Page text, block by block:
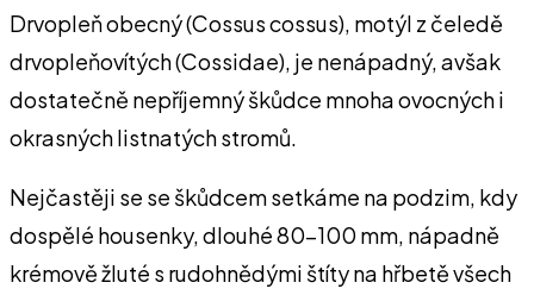
Drvopleň obecný (Cossus cossus), motýl z čeledě
drvopleňovítých (Cossidae), je nenápadný, avšak
dostatečně nepříjemný škůdce mnoha ovocných i
okrasných listnatých stromů.
Nejčastěji se se škůdcem setkáme na podzim, kdy
dospělé housenky, dlouhé 80-100 mm, nápadně
krémově žluté s rudohnědými štíty na hřbetě všech